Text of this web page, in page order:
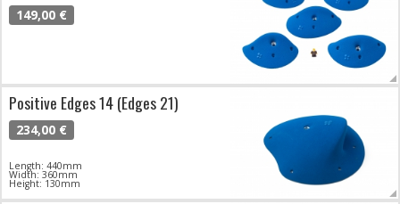
149,00 €
Positive Edges 14 (Edges 21)
234,00 €
Length: 440mm
Width: 360mm
Height: 130mm